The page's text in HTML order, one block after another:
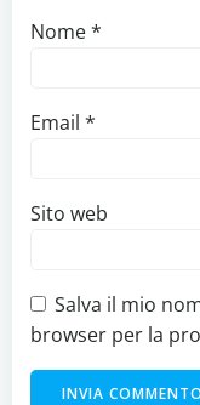
Nome*
Email *
Sito web
Salva il mio
browser per la